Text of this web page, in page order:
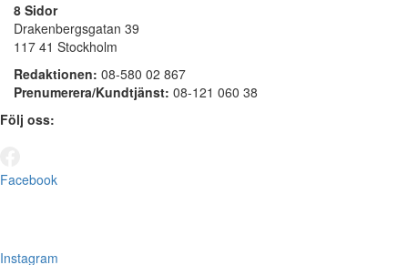
8 Sidor
Drakenbergsgatan 39
117 41 Stockholm
Redaktionen: 08-580 02 867
Prenumerera/Kundtjänst: 08-121 060 38
Följ oss:
Facebook
Instagram